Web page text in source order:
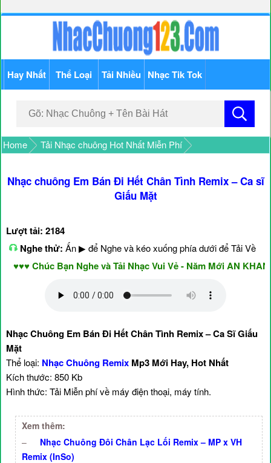
Hay Nhất Thể Loại Tải Nhiều Nhạc Tik Tok
Home Tải Nhạc chuông Hot Nhất Miễn Phí
Nhạc chuông Em Bán Đi Hết Chân Tình Remix – Ca sĩ
Giấu Mặt
Lượt tải: 2184
Nghe thử: Ấn ▶ để Nghe và kéo xuống phía dưới để Tải Về
Chúc Bạn Nghe và Tải Nhạc Vui Vẻ - Năm Mới AN KHANG &
Nhạc Chuông Em Bán Đi Hết Chân Tình Remix – Ca Sĩ Giấu
Mặt
Thể loại: Nhạc Chuông Remix Mp3 Mới Hay, Hot Nhất
Kích thước: 850 Kb
Hình thức: Tải Miễn phí về máy điện thoại, máy tính.
Xem thêm:
–
Nhạc Chuông Đôi Chân Lạc Lối Remix – MP x VH
Remix (InSo)